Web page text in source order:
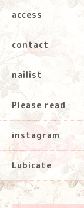
access
contact
nailist
Please read
instagram
Lubicate